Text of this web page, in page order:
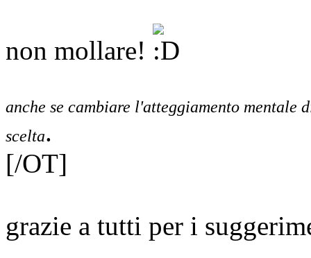
non mollare!
anche se cambiare l'atteggiamento mentale
scelta.
[/OT]
grazie a tutti per i